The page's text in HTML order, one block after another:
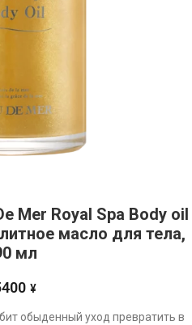
Mer Royal Spa Body oil
масло для тела,
мл
¥
обыденный уход превратить в